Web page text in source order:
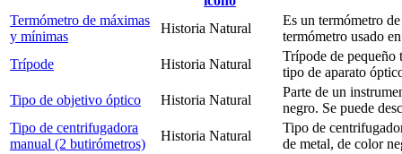
Termómetro de máximas
y mínimas
Historia Natural
Es un termómetro
termómetro usado
Trípode
Historia Natural
Trípode de pequeño
tipo de aparato
Tipo de objetivo óptico
Historia Natural
Parte de un
negro. Se puede
Tipo de centrifugadora
manual (2 butirómetros)
Historia Natural
Tipo de
de metal, de color